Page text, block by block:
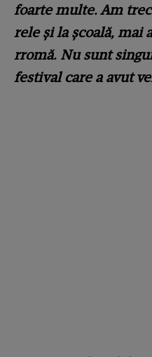
foarte multe. Am
rele și la școală, mai
rromă. Nu sunt
festival care a avut